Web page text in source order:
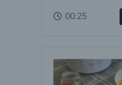
00:25